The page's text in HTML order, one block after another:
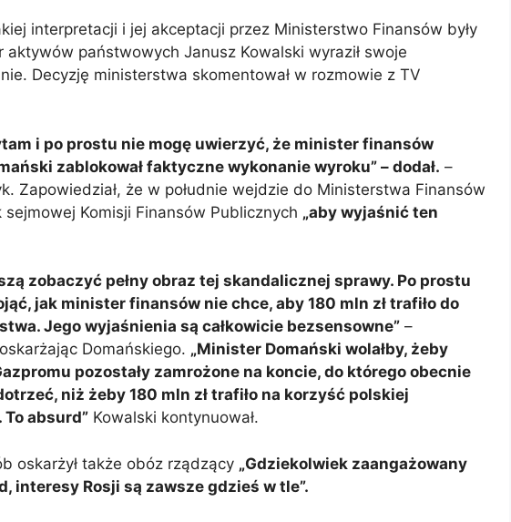
interpretacji i jej akceptacji przez Ministerstwo Finansów były
aktywów państwowych Janusz Kowalski wyraził swoje
Decyzję ministerstwa skomentował w rozmowie z TV
i po prostu nie mogę uwierzyć, że minister finansów
zablokował faktyczne wykonanie wyroku” – dodał. –
Zapowiedział, że w południe wejdzie do Ministerstwa Finansów
sejmowej Komisji Finansów Publicznych „aby wyjaśnić ten
zobaczyć pełny obraz tej skandalicznej sprawy. Po prostu
jak minister finansów nie chce, aby 180 mln zł trafiło do
Jego wyjaśnienia są całkowicie bezsensowne” –
Domańskiego. „Minister Domański wolałby, żeby
pozostały zamrożone na koncie, do którego obecnie
niż żeby 180 mln zł trafiło na korzyść polskiej
absurd” Kowalski kontynuował.
oskarżył także obóz rządzący „Gdziekolwiek zaangażowany
interesy Rosji są zawsze gdzieś w tle”.